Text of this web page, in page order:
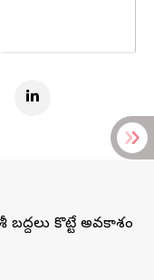
బద్దలు కొట్టే అవకాశం